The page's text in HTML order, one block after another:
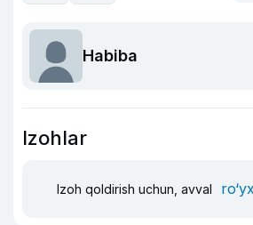
Habiba
Izohlar
Izoh qoldirish uchun, avval